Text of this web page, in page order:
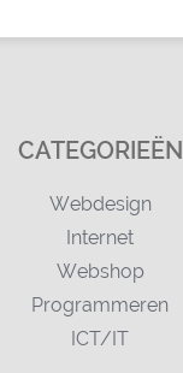
CATEGORIEËN
Webdesign
Internet
Webshop
Programmeren
ICT/IT